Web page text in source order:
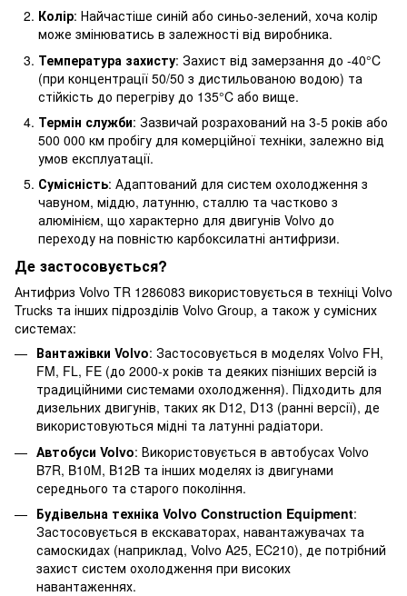
Колір: Найчастіше синій або синьо-зелений, хоча колір
може змінюватись в залежності від виробника.
Температура захисту: Захист від замерзання до -40°C
(при концентрації 50/50 з дистильованою водою) та
стійкість до перегріву до 135°C або вище.
Термін служби: Зазвичай розрахований на 3-5 років або
500 000 км пробігу для комерційної техніки, залежно від
умов експлуатації.
Сумісність: Адаптований для систем охолодження з
чавуном, міддю, латунню, сталлю та частково з
алюмінієм, що характерно для двигунів Volvo до
переходу на повністю карбоксилатні антифризи.
Де застосовується?
Антифриз Volvo TR 1286083 використовується в техніці Volvo
Trucks та інших підрозділів Volvo Group, а також у сумісних
системах:
Вантажівки Volvo: Застосовується в моделях Volvo FH,
FM, FL, FE (до 2000-х років та деяких пізніших версій із
традиційними системами охолодження). Підходить для
дизельних двигунів, таких як D12, D13 (ранні версії), де
використовуються мідні та латунні радіатори.
Автобуси Volvo: Використовується в автобусах Volvo
B7R, B10M, B12B та інших моделях із двигунами
середнього та старого покоління.
Будівельна техніка Volvo Construction Equipment:
Застосовується в екскаваторах, навантажувачах та
самоскидах (наприклад, Volvo A25, EC210), де потрібний
захист систем охолодження при високих
навантаженнях.